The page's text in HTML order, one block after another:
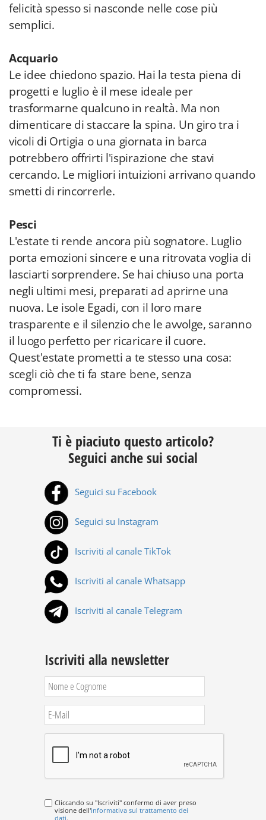
felicità spesso si nasconde nelle cose più
semplici.
Acquario
Le idee chiedono spazio. Hai la testa piena di
progetti e luglio è il mese ideale per
trasformarne qualcuno in realtà. Ma non
dimenticare di staccare la spina. Un giro tra i
vicoli di Ortigia o una giornata in barca
potrebbero offrirti l'ispirazione che stavi
cercando. Le migliori intuizioni arrivano quando
smetti di rincorrerle.
Pesci
L'estate ti rende ancora più sognatore. Luglio
porta emozioni sincere e una ritrovata voglia di
lasciarti sorprendere. Se hai chiuso una porta
negli ultimi mesi, preparati ad aprirne una
nuova. Le isole Egadi, con il loro mare
trasparente e il silenzio che le avvolge, saranno
il luogo perfetto per ricaricare il cuore.
Quest'estate prometti a te stesso una cosa:
scegli ciò che ti fa stare bene, senza
compromessi.
Ti è piaciuto questo articolo?
Seguici anche sui social
Seguici su Facebook
Seguici su Instagram
Iscriviti al canale TikTok
Iscriviti al canale Whatsapp
Iscriviti al canale Telegram
Iscriviti alla newsletter
Cliccando su "Iscriviti" confermo di aver preso
visione dell'informativa sul trattamento dei
dati.